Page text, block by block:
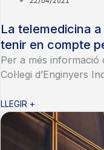
La telemedicina
tenir en compte
Per a més informació
Col·legi d’Enginyers
LLEGIR +